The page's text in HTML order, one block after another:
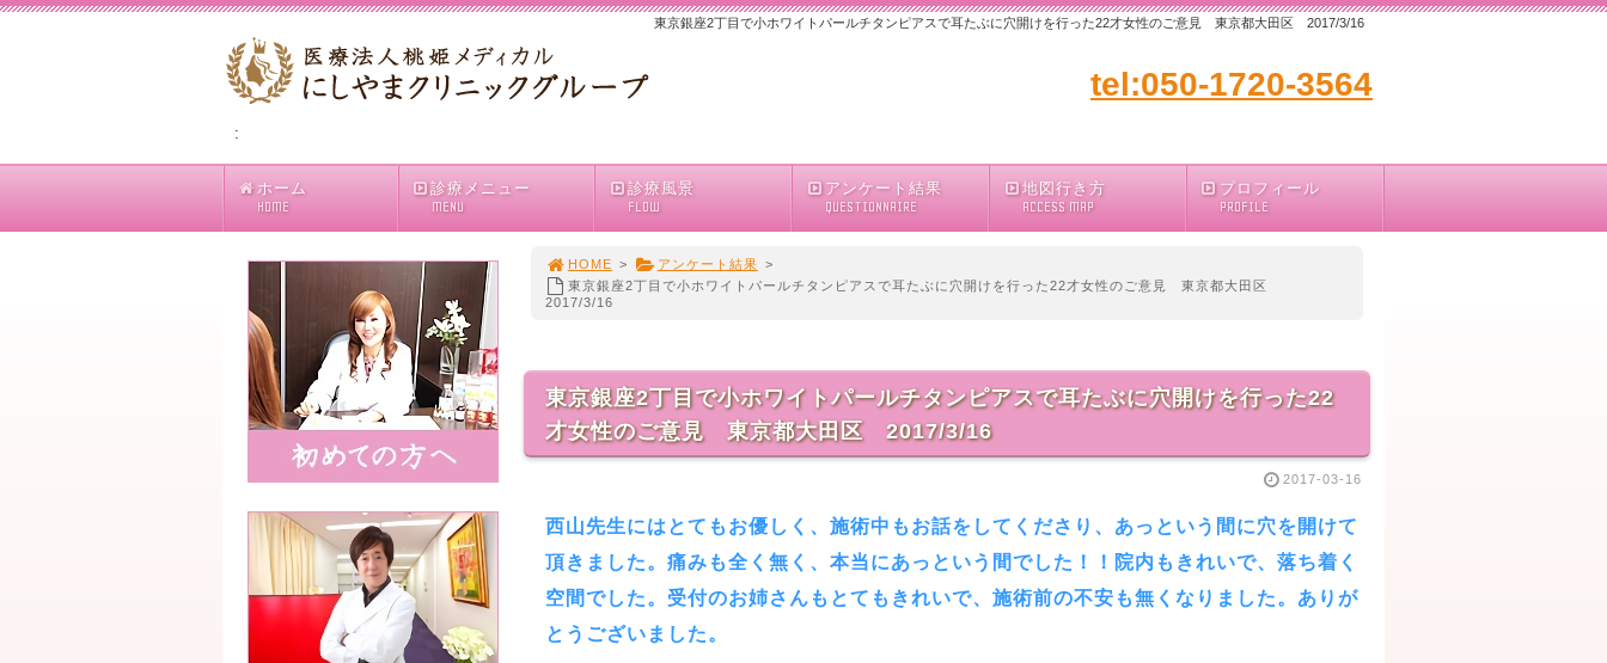
東京銀座2丁目で小ホワイトパールチタンピアスで耳たぶに穴開けを行った22才女性のご意見 東京都大田区 2017/3/16
tel:050-1720-3564
:
ホーム
HOME
診療メニュー
MENU
診療風景
FLOW
アンケート結果
QUESTIONNAIRE
地図行き方
ACCESS MAP
プロフィール
PROFILE
HOME > アンケート結果 >
東京銀座2丁目で小ホワイトパールチタンピアスで耳たぶに穴開けを行った22才女性のご意見 東京都大田区
2017/3/16
東京銀座2丁目で小ホワイトパールチタンピアスで耳たぶに穴開けを行った22
才女性のご意見 東京都大田区 2017/3/16
2017-03-16
西山先生にはとてもお優しく、施術中もお話をしてくださり、あっという間に穴を開けて
頂きました。痛みも全く無く、本当にあっという間でした！！院内もきれいで、落ち着く
空間でした。受付のお姉さんもとてもきれいで、施術前の不安も無くなりました。ありが
とうございました。